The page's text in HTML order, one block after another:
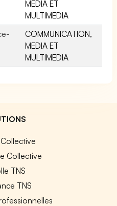
MEDIA ET
MULTIMEDIA
COMMUNICATION,
MEDIA ET
MULTIMEDIA
Collective
TNS
TNS